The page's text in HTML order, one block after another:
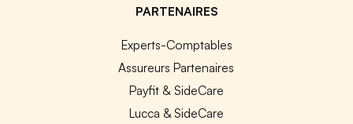
PARTENAIRES
Experts-Comptables
Assureurs Partenaires
Payfit & SideCare
Lucca & SideCare